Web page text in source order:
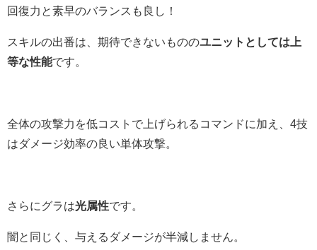
回復力と素早のバランスも良し！
スキルの出番は、期待できないもののユニットとしては上
等な性能です。
全体の攻撃力を低コストで上げられるコマンドに加え、4技
はダメージ効率の良い単体攻撃。
さらにグラは光属性です。
闇と同じく、与えるダメージが半減しません。